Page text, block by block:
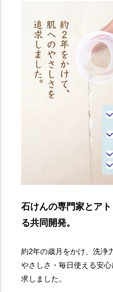
石けんの専門家とア
る共同開発。
約2年の歳月をかけ、洗浄
やさしさ・毎日使える安
求しました。